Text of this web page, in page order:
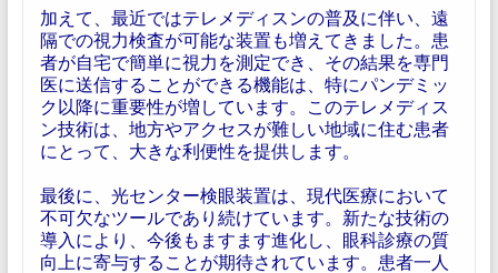
加えて、最近ではテレメディスンの普及に伴い、遠
隔での視力検査が可能な装置も増えてきました。患
者が自宅で簡単に視力を測定でき、その結果を専門
医に送信することができる機能は、特にパンデミッ
ク以降に重要性が増しています。このテレメディス
ン技術は、地方やアクセスが難しい地域に住む患者
にとって、大きな利便性を提供します。
最後に、光センター検眼装置は、現代医療において
不可欠なツールであり続けています。新たな技術の
導入により、今後もますます進化し、眼科診療の質
向上に寄与することが期待されています。患者一人